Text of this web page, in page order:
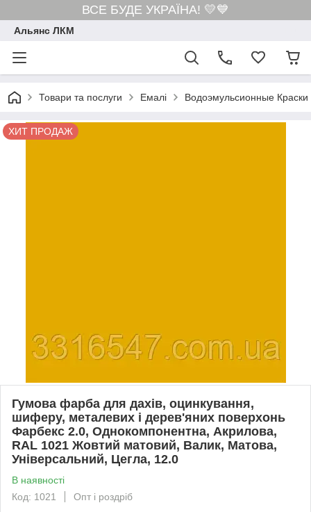
ВСЕ БУДЕ УКРАЇНА! 💛💙
Альянс ЛКМ
Товари та послуги Емалі Водоэмульсионные Краски
ХИТ ПРОДАЖ
Гумова фарба для дахів, оцинкування,
шиферу, металевих і дерев'яних поверхонь
Фарбекс 2.0, Однокомпонентна, Акрилова,
RAL 1021 Жовтий матовий, Валик, Матова,
Універсальний, Цегла, 12.0
В наявності
Код: 1021
Опт і роздріб